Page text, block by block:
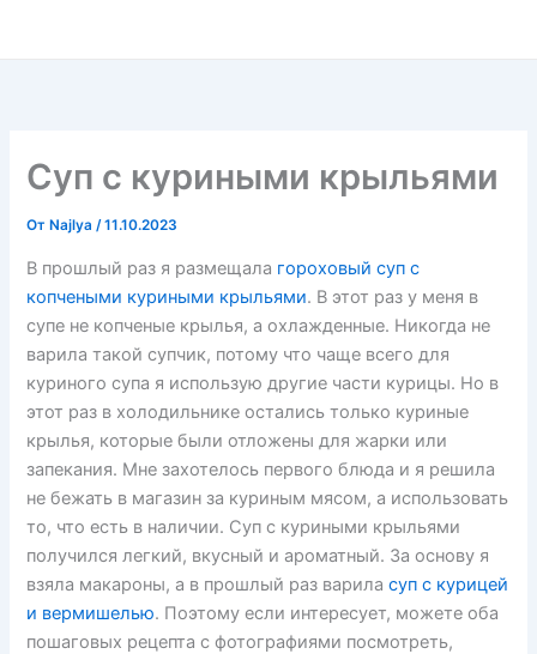
Суп с куриными крыльями
От Najlya/11.10.2023
В прошлый раз я размещала гороховый суп с
копчеными куриными крыльями. В этот раз у меня в
супе не копченые крылья, а охлажденные. Никогда не
варила такой супчик, потому что чаще всего для
куриного супа я использую другие части курицы. Но в
этот раз в холодильнике остались только куриные
крылья, которые были отложены для жарки или
запекания. Мне захотелось первого блюда и я решила
не бежать в магазин за куриным мясом, а использовать
то, что есть в наличии. Суп с куриными крыльями
получился легкий, вкусный и ароматный. За основу я
взяла макароны, а в прошлый раз вариласуп с курицей
и вермишелью. Поэтому если интересует, можете оба
пошаговых рецепта с фотографиями посмотреть,